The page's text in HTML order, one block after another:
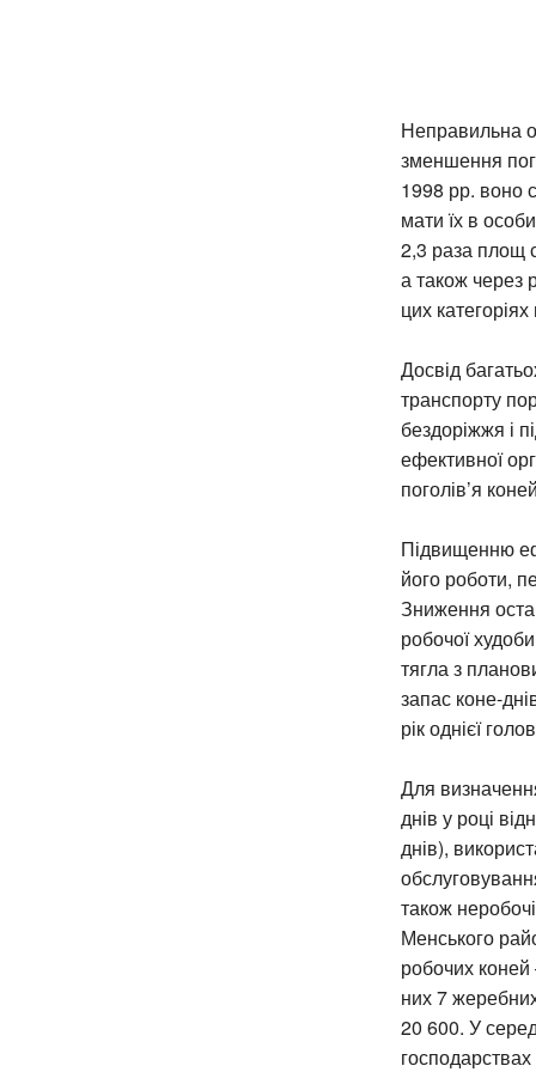
Неправильна
зменшення
1998 рр. воно
мати їх в
2,3 раза площ
а також через
цих
Досвід
транспорту
бездоріжжя і
ефективної
поголів’я
Підвищенню
його роботи,
Зниження
робочої
тягла з
запас коне-
рік однієї
Для
днів у році
днів),
також
Менського
робочих коней
них 7
20 600. У